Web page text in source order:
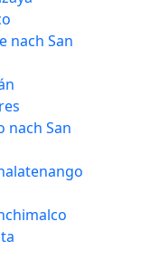
nach San
nach San